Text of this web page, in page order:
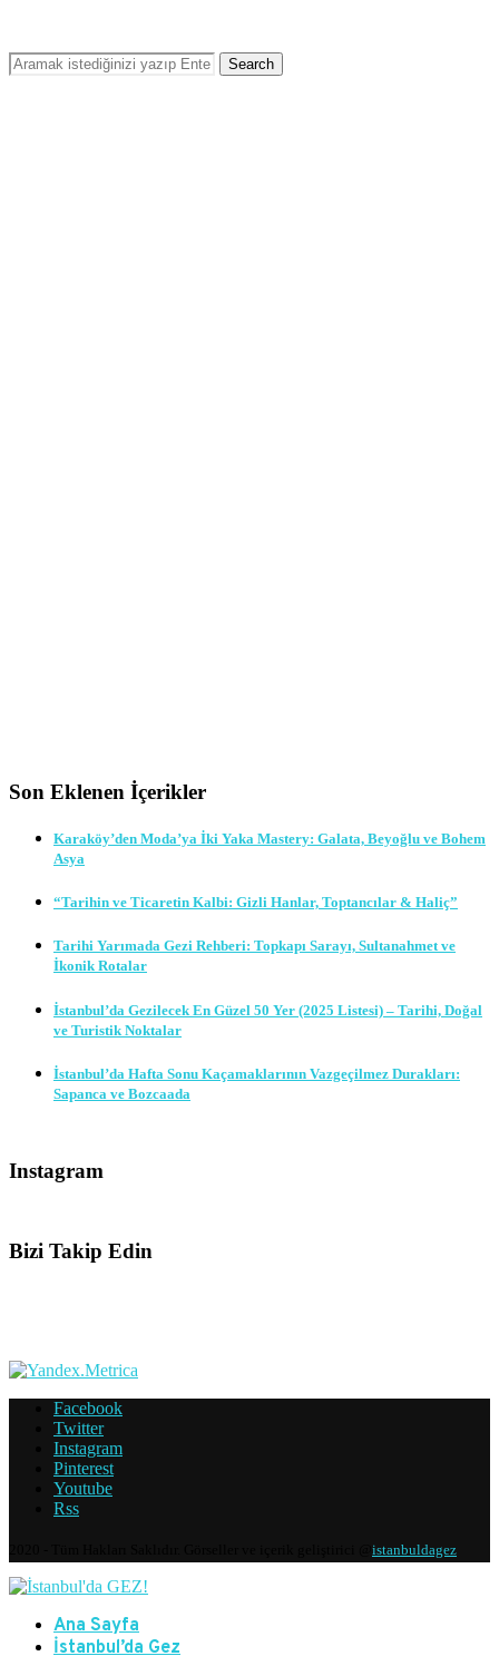
Son Eklenen İçerikler
Karaköy’den Moda’ya İki Yaka Mastery: Galata, Beyoğlu ve Bohem
Asya
“Tarihin ve Ticaretin Kalbi: Gizli Hanlar, Toptancılar & Haliç”
Tarihi Yarımada Gezi Rehberi: Topkapı Sarayı, Sultanahmet ve
İkonik Rotalar
İstanbul’da Gezilecek En Güzel 50 Yer (2025 Listesi) – Tarihi, Doğal
ve Turistik Noktalar
İstanbul’da Hafta Sonu Kaçamaklarının Vazgeçilmez Durakları:
Sapanca ve Bozcaada
Instagram
Bizi Takip Edin
Facebook
Twitter
Instagram
Pinterest
Youtube
Rss
istanbuldagez
Ana Sayfa
İstanbul’da Gez